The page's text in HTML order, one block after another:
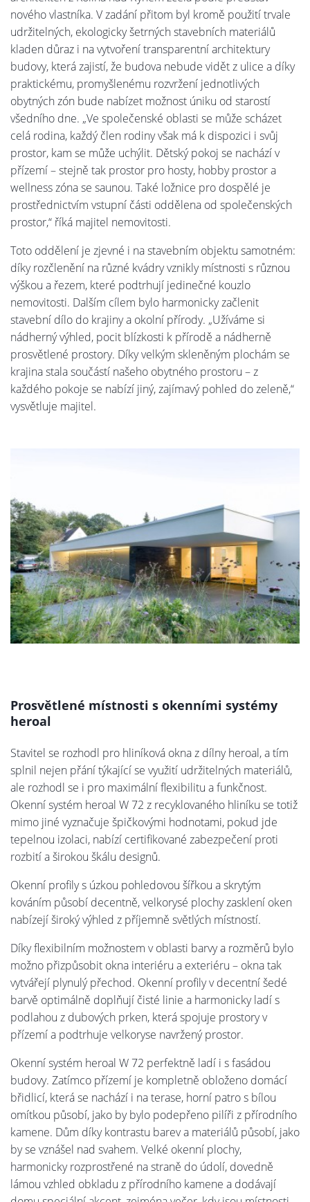
nového vlastníka. V zadání přitom byl kromě použití trvale
udržitelných, ekologicky šetrných stavebních materiálů
kladen důraz i na vytvoření transparentní architektury
budovy, která zajistí, že budova nebude vidět z ulice a díky
praktickému, promyšlenému rozvržení jednotlivých
obytných zón bude nabízet možnost úniku od starostí
všedního dne. „Ve společenské oblasti se může scházet
celá rodina, každý člen rodiny však má k dispozici i svůj
prostor, kam se může uchýlit. Dětský pokoj se nachází v
přízemí – stejně tak prostor pro hosty, hobby prostor a
wellness zóna se saunou. Také ložnice pro dospělé je
prostřednictvím vstupní části oddělena od společenských
prostor,“ říká majitel nemovitosti.
Toto oddělení je zjevné i na stavebním objektu samotném:
díky rozčlenění na různé kvádry vznikly místnosti s různou
výškou a řezem, které podtrhují jedinečné kouzlo
nemovitosti. Dalším cílem bylo harmonicky začlenit
stavební dílo do krajiny a okolní přírody. „Užíváme si
nádherný výhled, pocit blízkosti k přírodě a nádherně
prosvětlené prostory. Díky velkým skleněným plochám se
krajina stala součástí našeho obytného prostoru – z
každého pokoje se nabízí jiný, zajímavý pohled do zeleně,“
vysvětluje majitel.
Prosvětlené místnosti s okenními systémy
heroal
Stavitel se rozhodl pro hliníková okna z dílny heroal, a tím
splnil nejen přání týkající se využití udržitelných materiálů,
ale rozhodl se i pro maximální flexibilitu a funkčnost.
Okenní systém heroal W 72 z recyklovaného hliníku se totiž
mimo jiné vyznačuje špičkovými hodnotami, pokud jde
tepelnou izolaci, nabízí certifikované zabezpečení proti
rozbití a širokou škálu designů.
Okenní profily s úzkou pohledovou šířkou a skrytým
kováním působí decentně, velkorysé plochy zasklení oken
nabízejí široký výhled z příjemně světlých místností.
Díky flexibilním možnostem v oblasti barvy a rozměrů bylo
možno přizpůsobit okna interiéru a exteriéru – okna tak
vytvářejí plynulý přechod. Okenní profily v decentní šedé
barvě optimálně doplňují čisté linie a harmonicky ladí s
podlahou z dubových prken, která spojuje prostory v
přízemí a podtrhuje velkoryse navržený prostor.
Okenní systém heroal W 72 perfektně ladí i s fasádou
budovy. Zatímco přízemí je kompletně obloženo domácí
břidlicí, která se nachází i na terase, horní patro s bílou
omítkou působí, jako by bylo podepřeno pilíři z přírodního
kamene. Dům díky kontrastu barev a materiálů působí, jako
by se vznášel nad svahem. Velké okenní plochy,
harmonicky rozprostřené na straně do údolí, dovedně
lámou vzhled obkladu z přírodního kamene a dodávají